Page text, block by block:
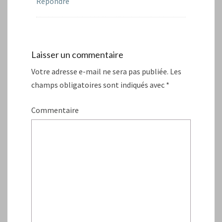
Laisser un commentaire
Votre adresse e-mail ne sera pas publiée. Les
champs obligatoires sont indiqués avec *
Commentaire